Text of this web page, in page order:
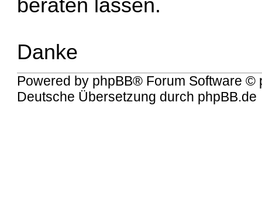
beraten lassen.
Danke
Powered by phpBB® Forum Software ©
Deutsche Übersetzung durch phpBB.de